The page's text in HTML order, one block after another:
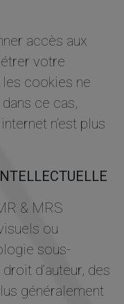
accès aux
votre
cookies ne
ce cas,
n’est plus
& MRS
ou
sous-
d’auteur, des
généralement